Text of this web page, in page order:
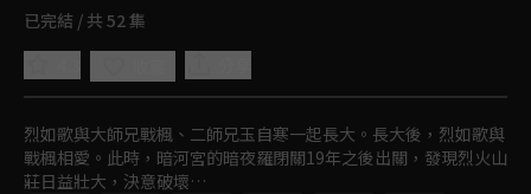
已完結 / 共 52 集
烈如歌與大師兄戰楓、二師兄玉自寒一起長大。長大後，烈如歌與
戰楓相愛。此時，暗河宮的暗夜羅閉關19年之後出關，發現烈火山
莊日益壯大，決意破壞…